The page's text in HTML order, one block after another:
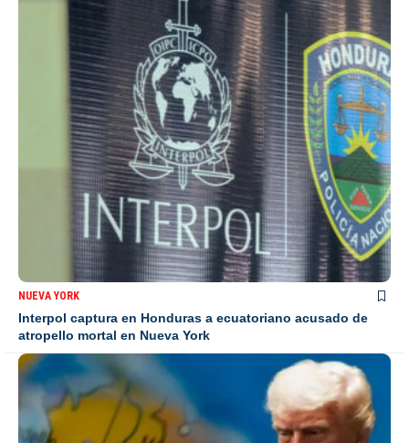
NUEVA YORK
Interpol captura en Honduras a ecuatoriano acusado de
atropello mortal en Nueva York